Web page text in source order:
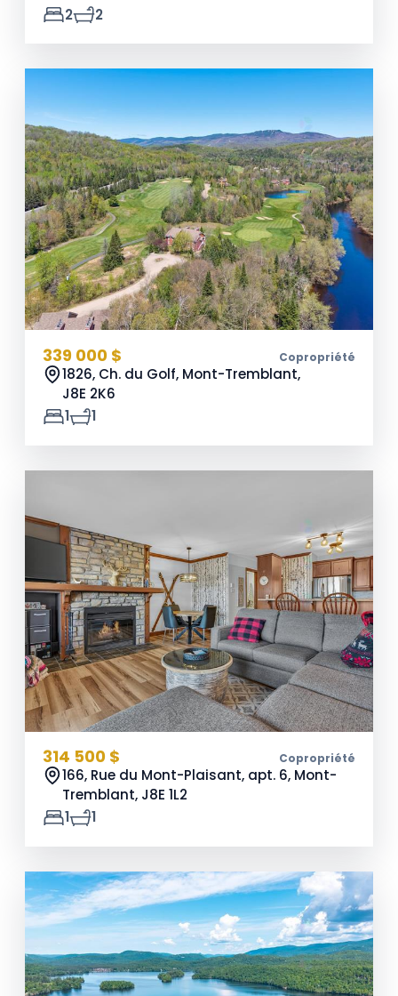
2
2
339 000 $ Copropriété
1826, Ch. du Golf, Mont-Tremblant,
J8E 2K6
1
1
314 500 $ Copropriété
166, Rue du Mont-Plaisant, apt. 6, Mont-
Tremblant, J8E 1L2
1
1